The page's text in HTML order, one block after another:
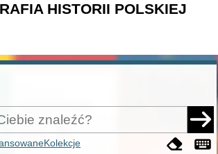
HISTORII POLSKIEJ
Kolekcje